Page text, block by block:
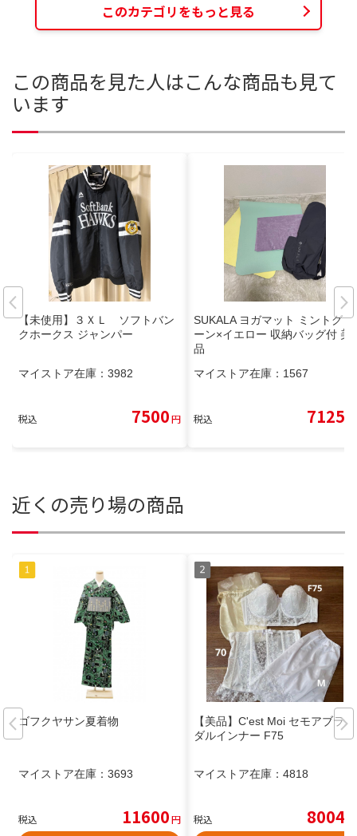
このカテゴリをもっと見る
この商品を見た人はこんな商品も見て
います
【未使用】３ＸＬ ソフトバン
クホークス ジャンパー
マイストア在庫： 3982
税込 7500円
SUKALA ヨガマット ミントグリ
ーン×イエロー 収納バッグ付 美
品
マイストア在庫： 1567
税込 7125
近くの売り場の商品
ゴフクヤサン夏着物
マイストア在庫： 3693
税込 11600円
【美品】C'est Moi セモアブライ
ダルインナー F75
マイストア在庫： 4818
税込 8004